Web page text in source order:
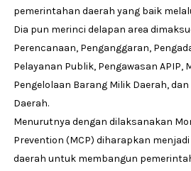
pemerintahan daerah yang baik
Dia pun merinci delapan area
Perencanaan, Penganggaran,
Pelayanan Publik, Pengawasan APIP,
Pengelolaan Barang Milik Daerah,
Daerah.
Menurutnya dengan dilaksanakan
Prevention (MCP) diharapkan
daerah untuk membangun